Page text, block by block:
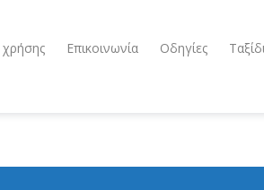
Επικοινωνία Οδηγίες